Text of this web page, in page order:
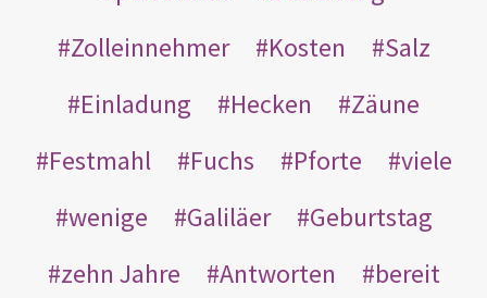
Zolleinnehmer
Kosten
Salz
Einladung
Hecken
Zäune
Festmahl
Fuchs Pforte
viele
wenige
Galiläer
Geburtstag
zehn Jahre
Antworten bereit